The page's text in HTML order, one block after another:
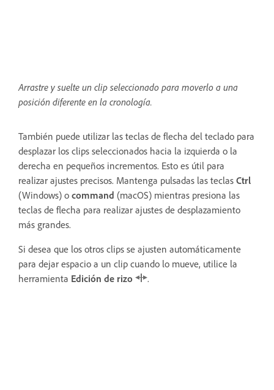
Arrastre y suelte un clip seleccionado para moverlo a una
posición diferente en la cronología.
También puede utilizar las teclas de flecha del teclado para
desplazar los clips seleccionados hacia la izquierda o la
derecha en pequeños incrementos. Esto es útil para
realizar ajustes precisos. Mantenga pulsadas las teclas Ctrl
(Windows) o command (macOS) mientras presiona las
teclas de flecha para realizar ajustes de desplazamiento
más grandes.
Si desea que los otros clips se ajusten automáticamente
para dejar espacio a un clip cuando lo mueve, utilice la
herramienta Edición de rizo .